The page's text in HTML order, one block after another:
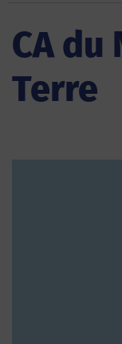
CA du
Terre